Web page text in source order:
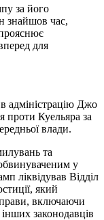
знайшов час,
для
адміністрацію Джо
проти Куельяра за
влади.
та
у
ліквідував Відділ
який
включаючи
законодавців